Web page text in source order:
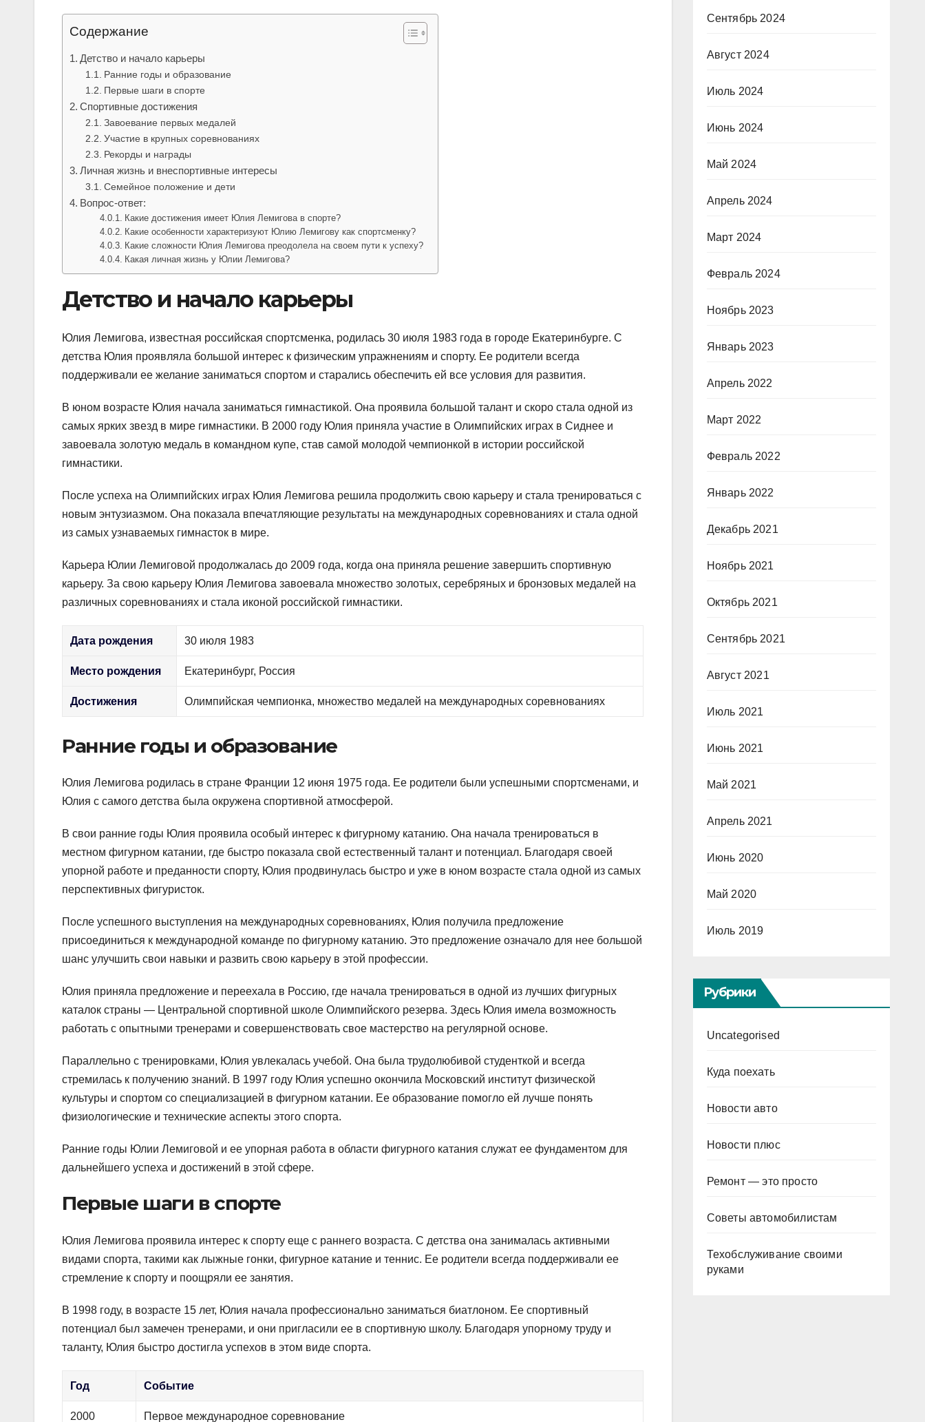
Содержание
Детство и начало карьеры
Ранние годы и образование
Первые шаги в спорте
Спортивные достижения
Завоевание первых медалей
Участие в крупных соревнованиях
Рекорды и награды
Личная жизнь и внеспортивные интересы
Семейное положение и дети
Вопрос-ответ:
Какие достижения имеет Юлия Лемигова в спорте?
Какие особенности характеризуют Юлию Лемигову как спортсменку?
Какие сложности Юлия Лемигова преодолела на своем пути к успеху?
Какая личная жизнь у Юлии Лемигова?
Детство и начало карьеры
Юлия Лемигова, известная российская спортсменка, родилась 30 июля 1983 года в городе Екатеринбурге. С
детства Юлия проявляла большой интерес к физическим упражнениям и спорту. Ее родители всегда
поддерживали ее желание заниматься спортом и старались обеспечить ей все условия для развития.
В юном возрасте Юлия начала заниматься гимнастикой. Она проявила большой талант и скоро стала одной из
самых ярких звезд в мире гимнастики. В 2000 году Юлия приняла участие в Олимпийских играх в Сиднее и
завоевала золотую медаль в командном купе, став самой молодой чемпионкой в истории российской
гимнастики.
После успеха на Олимпийских играх Юлия Лемигова решила продолжить свою карьеру и стала тренироваться с
новым энтузиазмом. Она показала впечатляющие результаты на международных соревнованиях и стала одной
из самых узнаваемых гимнасток в мире.
Карьера Юлии Лемиговой продолжалась до 2009 года, когда она приняла решение завершить спортивную
карьеру. За свою карьеру Юлия Лемигова завоевала множество золотых, серебряных и бронзовых медалей на
различных соревнованиях и стала иконой российской гимнастики.
Дата рождения 30 июля 1983
Место рождения Екатеринбург, Россия
Достижения Олимпийская чемпионка, множество медалей на международных соревнованиях
Ранние годы и образование
Юлия Лемигова родилась в стране Франции 12 июня 1975 года. Ее родители были успешными спортсменами, и
Юлия с самого детства была окружена спортивной атмосферой.
В свои ранние годы Юлия проявила особый интерес к фигурному катанию. Она начала тренироваться в
местном фигурном катании, где быстро показала свой естественный талант и потенциал. Благодаря своей
упорной работе и преданности спорту, Юлия продвинулась быстро и уже в юном возрасте стала одной из самых
перспективных фигуристок.
После успешного выступления на международных соревнованиях, Юлия получила предложение
присоединиться к международной команде по фигурному катанию. Это предложение означало для нее большой
шанс улучшить свои навыки и развить свою карьеру в этой профессии.
Юлия приняла предложение и переехала в Россию, где начала тренироваться в одной из лучших фигурных
каталок страны — Центральной спортивной школе Олимпийского резерва. Здесь Юлия имела возможность
работать с опытными тренерами и совершенствовать свое мастерство на регулярной основе.
Параллельно с тренировками, Юлия увлекалась учебой. Она была трудолюбивой студенткой и всегда
стремилась к получению знаний. В 1997 году Юлия успешно окончила Московский институт физической
культуры и спортом со специализацией в фигурном катании. Ее образование помогло ей лучше понять
физиологические и технические аспекты этого спорта.
Ранние годы Юлии Лемиговой и ее упорная работа в области фигурного катания служат ее фундаментом для
дальнейшего успеха и достижений в этой сфере.
Первые шаги в спорте
Юлия Лемигова проявила интерес к спорту еще с раннего возраста. С детства она занималась активными
видами спорта, такими как лыжные гонки, фигурное катание и теннис. Ее родители всегда поддерживали ее
стремление к спорту и поощряли ее занятия.
В 1998 году, в возрасте 15 лет, Юлия начала профессионально заниматься биатлоном. Ее спортивный
потенциал был замечен тренерами, и они пригласили ее в спортивную школу. Благодаря упорному труду и
таланту, Юлия быстро достигла успехов в этом виде спорта.
Год Событие
2000 Первое международное соревнование
Сентябрь 2024
Август 2024
Июль 2024
Июнь 2024
Май 2024
Апрель 2024
Март 2024
Февраль 2024
Ноябрь 2023
Январь 2023
Апрель 2022
Март 2022
Февраль 2022
Январь 2022
Декабрь 2021
Ноябрь 2021
Октябрь 2021
Сентябрь 2021
Август 2021
Июль 2021
Июнь 2021
Май 2021
Апрель 2021
Июнь 2020
Май 2020
Июль 2019
Рубрики
Uncategorised
Куда поехать
Новости авто
Новости плюс
Ремонт — это просто
Советы автомобилистам
Техобслуживание своими
руками